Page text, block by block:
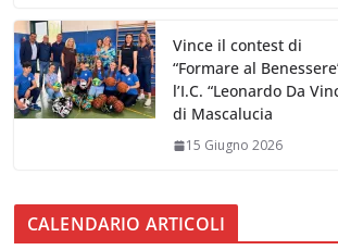
Vince il contest di
“Formare al
l’I.C. “Leonardo Da
di Mascalucia
15 Giugno 2026
CALENDARIO ARTICOLI